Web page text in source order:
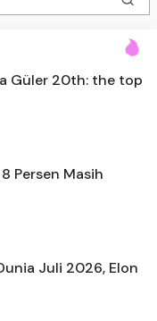
Güler 20th: the top
Persen Masih
Juli 2026, Elon